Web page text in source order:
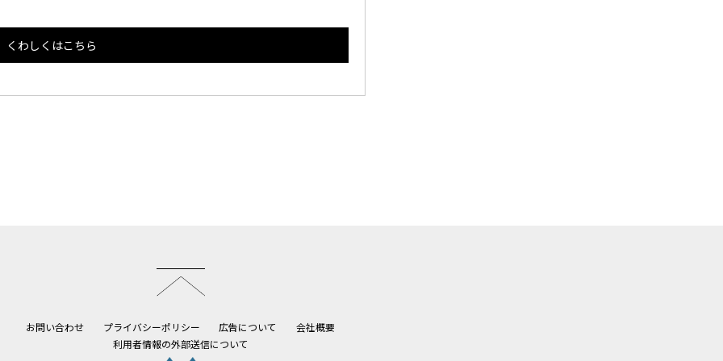
くわしくはこちら
お問い合わせ プライバシーポリシー 広告について
会社概要
利用者情報の外部送信について